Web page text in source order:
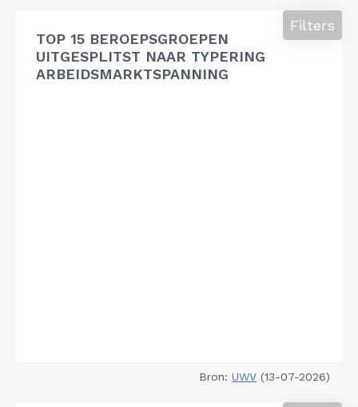
TOP 15 BEROEPSGROEPEN
UITGESPLITST NAAR TYPERING
ARBEIDSMARKTSPANNING
Filters
Bron: UWV (13-07-2026)